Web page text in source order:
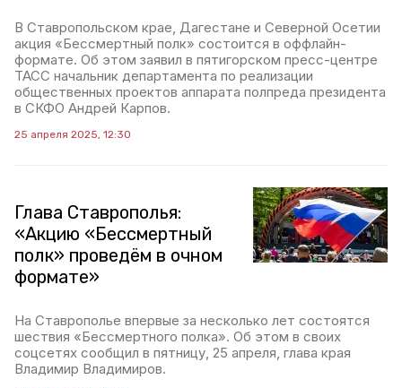
В Ставропольском крае, Дагестане и Северной Осетии
акция «Бессмертный полк» состоится в оффлайн-
формате. Об этом заявил в пятигорском пресс-центре
ТАСС начальник департамента по реализации
общественных проектов аппарата полпреда президента
в СКФО Андрей Карпов.
25 апреля 2025, 12:30
Глава Ставрополья:
«Акцию «Бессмертный
полк» проведём в очном
формате»
На Ставрополье впервые за несколько лет состоятся
шествия «Бессмертного полка». Об этом в своих
соцсетях сообщил в пятницу, 25 апреля, глава края
Владимир Владимиров.